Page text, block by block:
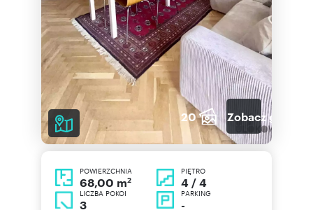
20 Zobacz galerię
POWIERZCHNIA
68,00 m2
PIĘTRO
4 / 4
LICZBA POKOI
3
PARKING
-